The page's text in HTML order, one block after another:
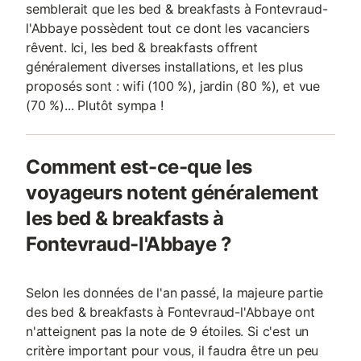
semblerait que les bed & breakfasts à Fontevraud-
l'Abbaye possèdent tout ce dont les vacanciers
rêvent. Ici, les bed & breakfasts offrent
généralement diverses installations, et les plus
proposés sont : wifi (100 %), jardin (80 %), et vue
(70 %)... Plutôt sympa !
Comment est-ce-que les
voyageurs notent généralement
les bed & breakfasts à
Fontevraud-l'Abbaye ?
Selon les données de l'an passé, la majeure partie
des bed & breakfasts à Fontevraud-l'Abbaye ont
n'atteignent pas la note de 9 étoiles. Si c'est un
critère important pour vous, il faudra être un peu